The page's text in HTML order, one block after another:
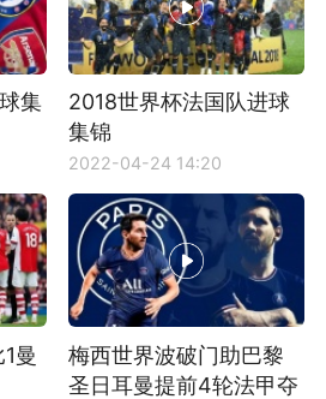
集
2018世界杯法国队进球
集锦
2022-04-24 14:20
曼
梅西世界波破门助巴黎
圣日耳曼提前4轮法甲夺